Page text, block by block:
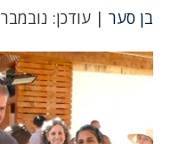
בן סער | עודכן: נובמבר 8, 2023